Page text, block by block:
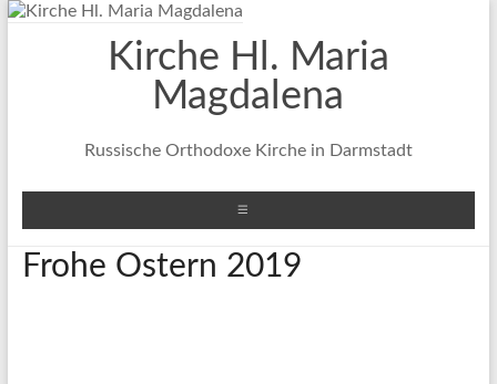
Zum
Kirche Hl. Maria
Magdalena
Russische Orthodoxe Kirche in Darmstadt
Frohe Ostern 2019